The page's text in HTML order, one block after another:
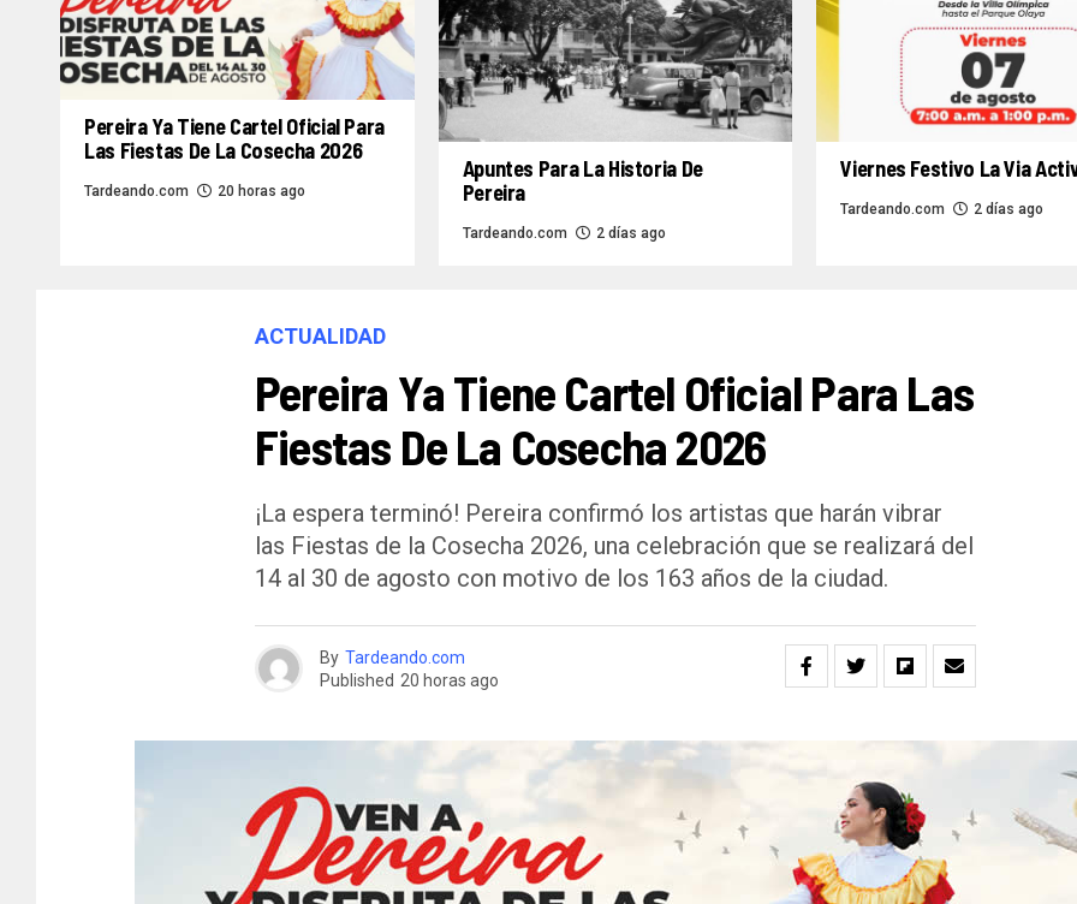
Pereira Ya Tiene Cartel Oficial Para
Las Fiestas De La Cosecha 2026
Tardeando.com 20 horas ago
Apuntes Para La Historia De
Pereira
Tardeando.com 2 días ago
Viernes Festivo La Via
Tardeando.com 2 días ago
ACTUALIDAD
Pereira Ya Tiene Cartel Oficial Para Las
Fiestas De La Cosecha 2026
¡La espera terminó! Pereira confirmó los artistas que harán vibrar
las Fiestas de la Cosecha 2026, una celebración que se realizará del
14 al 30 de agosto con motivo de los 163 años de la ciudad.
By Tardeando.com
Published 20 horas ago